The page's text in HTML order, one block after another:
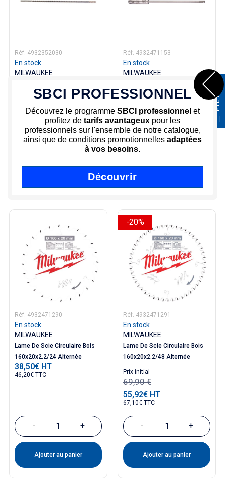
Réf. 4932352030
En stock
MILWAUKEE
Longueur 450
34,20€ HT
41,04€ TTC
- +
Ajouter au panier
Réf. 4932471153
En stock
MILWAUKEE
Extension SDS Plus 300mm
Prix
119,00 HT
- +
Ajouter au panier
Réf. 4932471290
En stock
MILWAUKEE
Lame De Scie Circulaire Bois
160x20x2.2/24 Alternée
Prix
38,50€ HT
46,20€ TTC
- +
Ajouter au panier
Réf. 4932471291
En stock
MILWAUKEE
Lame De Scie Circulaire Bois
160x20x2.2/48 Alternée
Prix
55,92€ HT
67,10€ TTC
Prix ​​initial
69,90 €
- +
Ajouter au panier
-20%
SBCI PROFESSIONNEL
Découvrez le programme SBCI professionnel et
profitez de tarifs avantageux pour les
professionnels sur l'ensemble de notre catalogue,
ainsi que de conditions promotionnelles adaptées
à vos besoins.
Découvrir
FILTRER